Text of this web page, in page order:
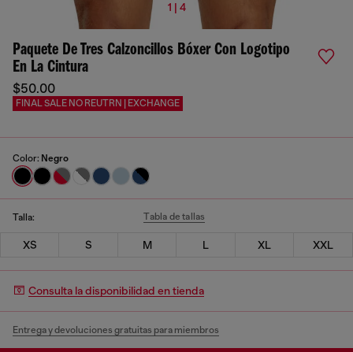
1 | 4
Paquete De Tres Calzoncillos Bóxer Con Logotipo
En La Cintura
$50.00
FINAL SALE NO REUTRN | EXCHANGE
Color: Negro
Talla: Tabla de tallas
XS S M L XL XXL
Consulta la disponibilidad en tienda
Entrega y devoluciones gratuitas para miembros